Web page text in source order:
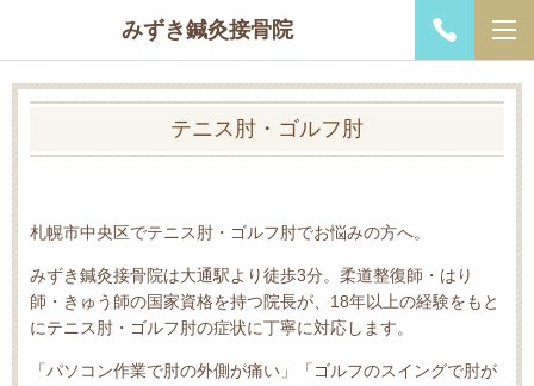
みずき鍼灸接骨院
テニス肘・ゴルフ肘
札幌市中央区でテニス肘・ゴルフ肘でお悩みの方へ。
みずき鍼灸接骨院は大通駅より徒歩3分。柔道整復師・はり
師・きゅう師の国家資格を持つ院長が、18年以上の経験をもと
にテニス肘・ゴルフ肘の症状に丁寧に対応します。
「パソコン作業で肘の外側が痛い」「ゴルフのスイングで肘が